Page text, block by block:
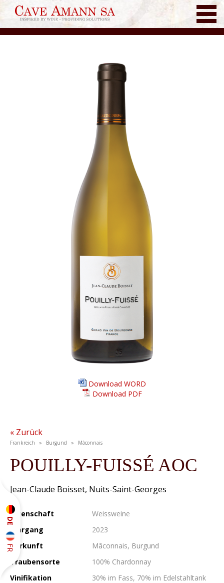
DE
FR
Download WORD
Download PDF
« Zurück
Frankreich » Burgund » Mâconnais
POUILLY-FUISSÉ AOC
Jean-Claude Boisset, Nuits-Saint-Georges
Eigenschaft
Weissweine
Jahrgang
2023
Herkunft
Mâconnais, Burgund
Traubensorte
100% Chardonnay
Vinifikation
30% im Fass, 70% im Edelstahltank